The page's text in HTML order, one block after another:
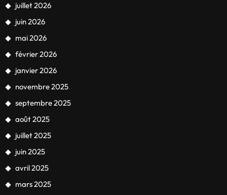
juillet 2026
juin 2026
mai 2026
février 2026
janvier 2026
novembre 2025
septembre 2025
août 2025
juillet 2025
juin 2025
avril 2025
mars 2025